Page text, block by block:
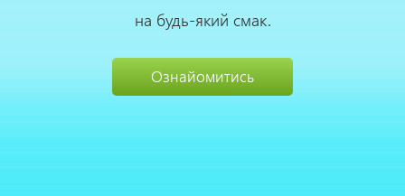
на будь-який смак.
Ознайомитись